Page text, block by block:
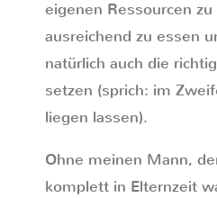
eigenen Ressourcen zu
ausreichend zu essen
natürlich auch die
setzen (sprich: im
liegen lassen).
Ohne meinen Mann,
komplett in Elternzeit